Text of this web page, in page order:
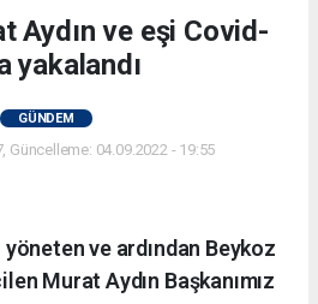
Aydın ve eşi Covid-
yakalandı
GÜNDEM
Güncelleme: 04.09.2022 - 19:55
ve ardından Beykoz
Murat Aydın Başkanımız